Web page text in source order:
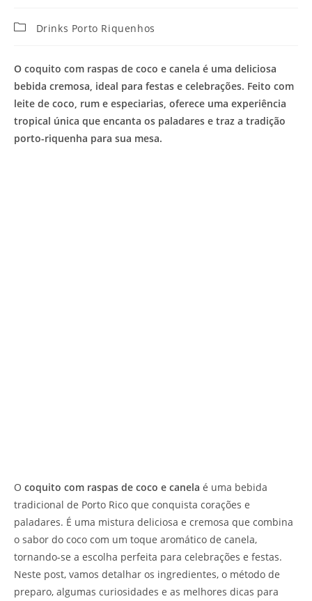
CategoriaDrinks Porto Riquenhos
O coquito com raspas de coco e canela é uma deliciosa
bebida cremosa, ideal para festas e celebrações. Feito com
leite de coco, rum e especiarias, oferece uma experiência
tropical única que encanta os paladares e traz a tradição
porto-riquenha para sua mesa.
O coquito com raspas de coco e canela é uma bebida
tradicional de Porto Rico que conquista corações e
paladares. É uma mistura deliciosa e cremosa que combina
o sabor do coco com um toque aromático de canela,
tornando-se a escolha perfeita para celebrações e festas.
Neste post, vamos detalhar os ingredientes, o método de
preparo, algumas curiosidades e as melhores dicas para